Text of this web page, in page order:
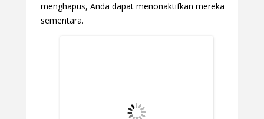
menghapus, Anda dapat menonaktifkan mereka
sementara.